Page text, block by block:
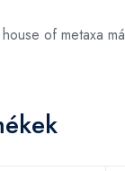
of metaxa